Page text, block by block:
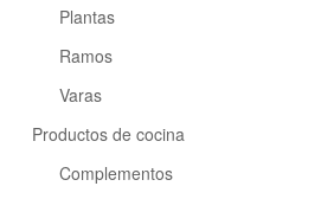
Plantas
Ramos
Varas
Productos de cocina
Complementos